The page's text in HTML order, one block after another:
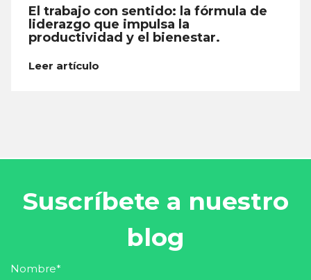
El trabajo con sentido: la fórmula de
liderazgo que impulsa la
productividad y el bienestar.
Leer artículo
Suscríbete a nuestro
blog
Nombre*